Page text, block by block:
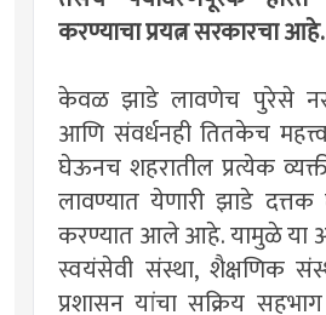
करण्याचा प्रयत्न सरकारचा आहे.
केवळ झाडे लावणेच पुरेसे
आणि संवर्धनही तितकेच
घेऊनच शहरातील प्रत्येक
लावण्यात येणारी झाडे
करण्यात आले आहे. यामुळे या
स्वयंसेवी संस्था, शैक्षणिक
प्रशासन यांचा सक्रिय